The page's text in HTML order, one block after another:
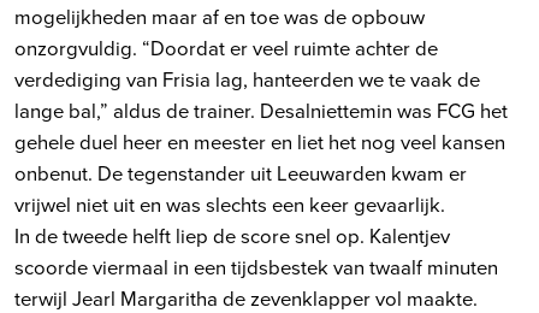
mogelijkheden maar af en toe was de opbouw
onzorgvuldig. “Doordat er veel ruimte achter de
verdediging van Frisia lag, hanteerden we te vaak de
lange bal,” aldus de trainer. Desalniettemin was FCG het
gehele duel heer en meester en liet het nog veel kansen
onbenut. De tegenstander uit Leeuwarden kwam er
vrijwel niet uit en was slechts een keer gevaarlijk.
In de tweede helft liep de score snel op. Kalentjev
scoorde viermaal in een tijdsbestek van twaalf minuten
terwijl Jearl Margaritha de zevenklapper vol maakte.